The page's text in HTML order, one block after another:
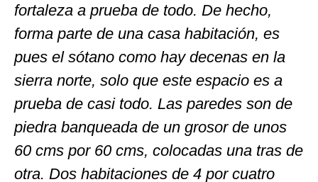
fortaleza a prueba de todo. De hecho,
forma parte de una casa habitación, es
pues el sótano como hay decenas en la
sierra norte, solo que este espacio es a
prueba de casi todo. Las paredes son de
piedra banqueada de un grosor de unos
60 cms por 60 cms, colocadas una tras de
otra. Dos habitaciones de 4 por cuatro